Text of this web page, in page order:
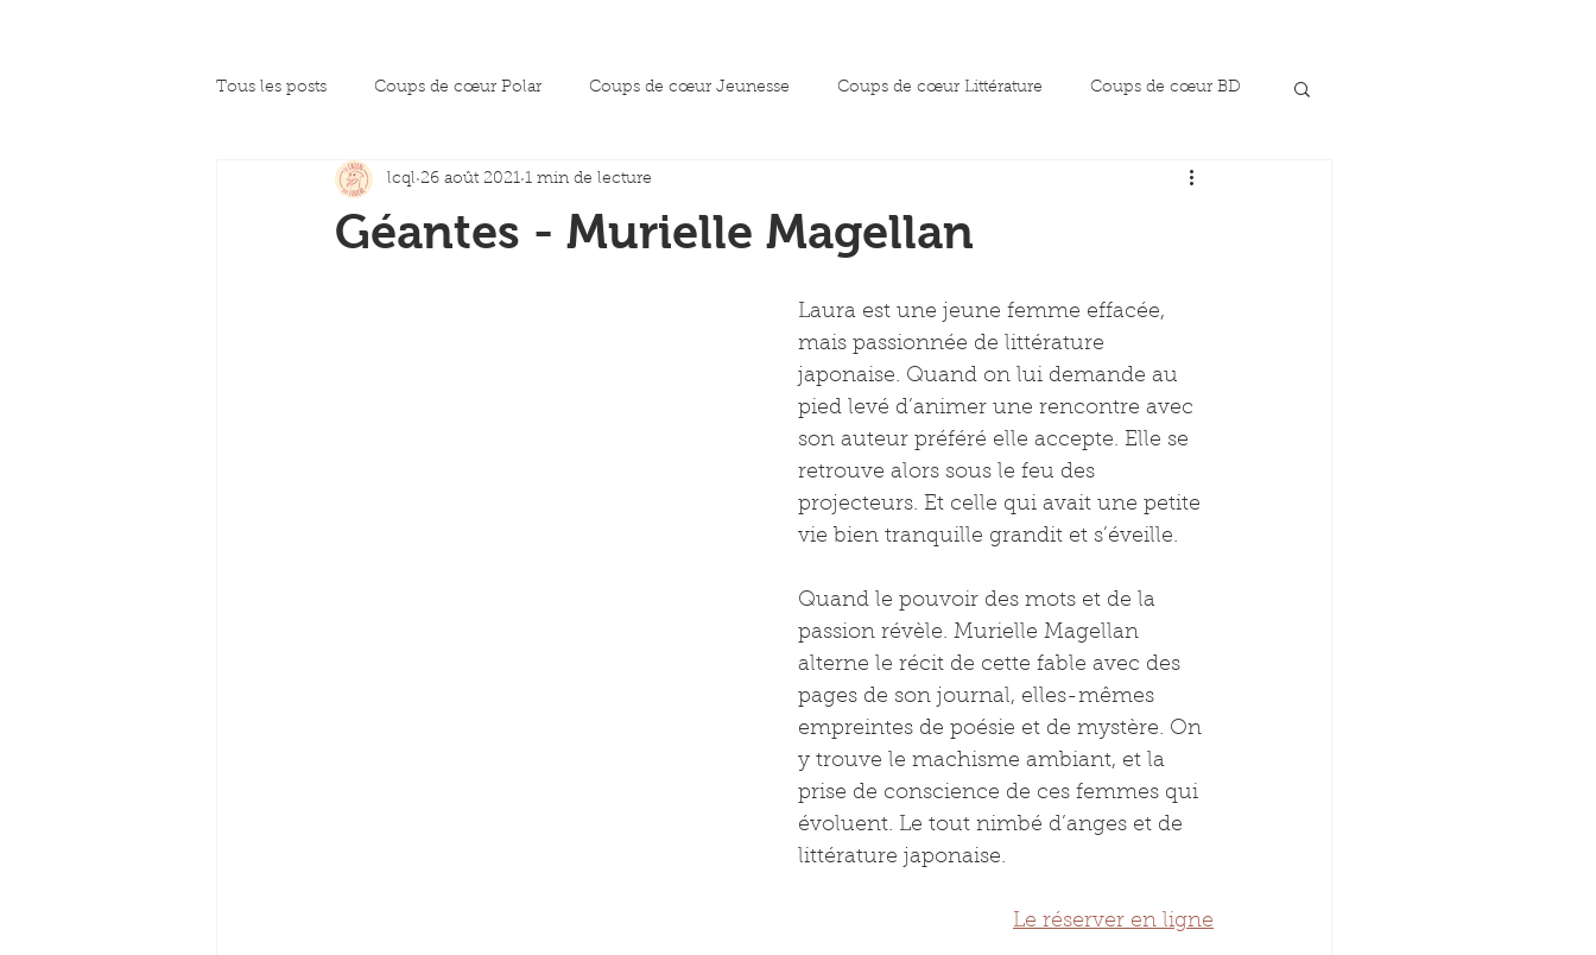
Tous les posts Coups de cœur Polar Coups de cœur Jeunesse Coups de cœur Littérature Coups de cœur BD
La presse en parle Coup de coeur essai
Géantes - Murielle Magellan
lcql 26 août 2021 1 min de lecture
Laura est une jeune femme effacée,
mais passionnée de littérature
japonaise. Quand on lui demande au
pied levé d’animer une rencontre avec
son auteur préféré elle accepte. Elle se
retrouve alors sous le feu des
projecteurs. Et celle qui avait une petite
vie bien tranquille grandit et s’éveille.
Quand le pouvoir des mots et de la
passion révèle. Murielle Magellan
alterne le récit de cette fable avec des
pages de son journal, elles-mêmes
empreintes de poésie et de mystère. On
y trouve le machisme ambiant, et la
prise de conscience de ces femmes qui
évoluent. Le tout nimbé d’anges et de
littérature japonaise.
Le réserver en ligne